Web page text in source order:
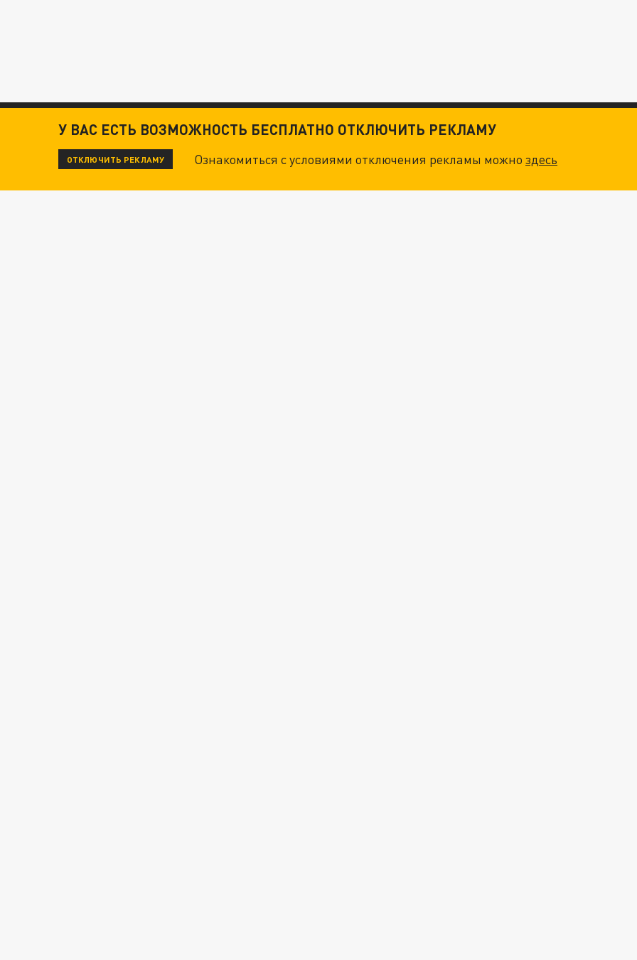
У ВАС ЕСТЬ ВОЗМОЖНОСТЬ БЕСПЛАТНО ОТКЛЮЧИТЬ РЕКЛАМУ
ОТКЛЮЧИТЬ РЕКЛАМУ Ознакомиться с условиями отключения рекламы можноздесь